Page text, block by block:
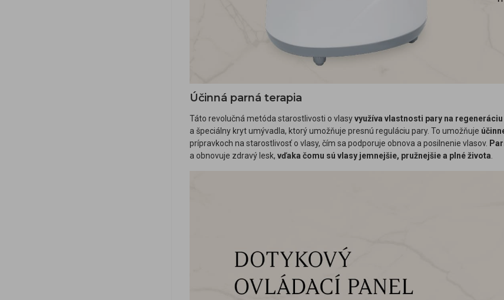
Účinná parná terapia
Táto revolučná metóda starostlivosti o vlasyvyužíva vlastnosti pary na regeneráciu
a špeciálny kryt umývadla, ktorý umožňuje presnú reguláciu pary. To umožňuje
prípravkoch na starostlivosť o vlasy, čím sa podporuje obnova a posilnenie vlasov.
a obnovuje zdravý lesk, vďaka čomu sú vlasy jemnejšie, pružnejšie a plné života.